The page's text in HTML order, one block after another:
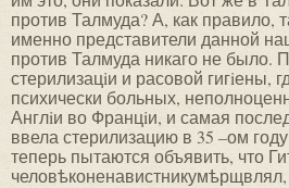
против Талмуда? А, как правило,
именно представители данной
против Талмуда никаго не было.
стерилизацiи и расовой гигiены,
психически больных,
Англiи во Францiи, и самая
ввела стерилизацию в 35 –ом
теперь пытаются объявить, что